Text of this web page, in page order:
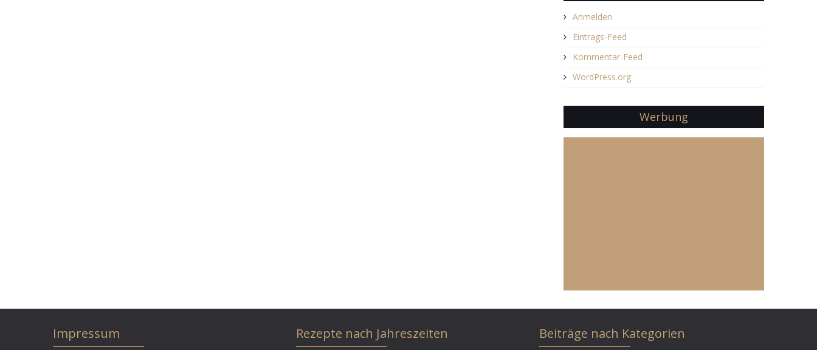
Anmelden
Eintrags-Feed
Kommentar-Feed
WordPress.org
Werbung
Impressum Rezepte nach Jahreszeiten Beiträge nach Kategorien